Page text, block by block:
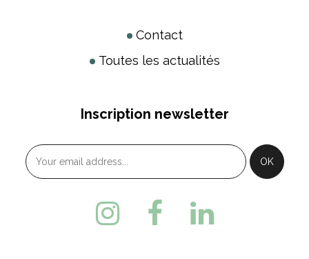
Contact
Toutes les actualités
Inscription newsletter